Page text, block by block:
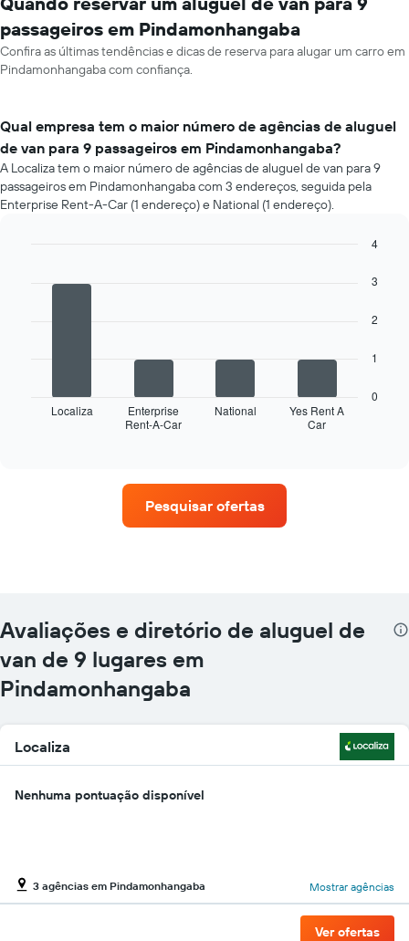
passageiros em Pindamonhangaba
Confira as últimas tendências e dicas de reserva para alugar um carro em
Pindamonhangaba com confiança.
Qual empresa tem o maior número de agências de aluguel
de van para 9 passageiros em Pindamonhangaba?
A Localiza tem o maior número de agências de aluguel de van para 9
passageiros em Pindamonhangaba com 3 endereços, seguida pela
Enterprise Rent-A-Car (1 endereço) e National (1 endereço).
seguir
localizações
O
gráfico
tem
1
X
exibindo
empresas
aluguel
tem
1
Localiza
Enterprise
Rent-A-Car
National
Yes Rent A
Car
0
1
2
3
4
Pesquisar ofertas
Avaliações e diretório de aluguel de
van de 9 lugares em
Pindamonhangaba
Localiza
Nenhuma pontuação disponível
3 agências em Pindamonhangaba Mostrar agências
Ver ofertas